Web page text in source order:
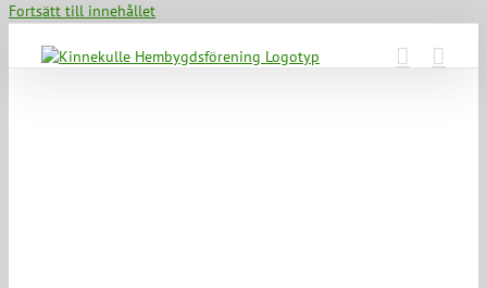
Fortsätt till innehållet